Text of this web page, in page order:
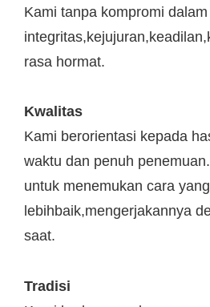
Kami tanpa kompromi dalam
rasa hormat.
Kwalitas
Kami berorientasi kepada
waktu dan penuh
untuk menemukan cara yang
lebihbaik,mengerjakannya
saat.
Tradisi